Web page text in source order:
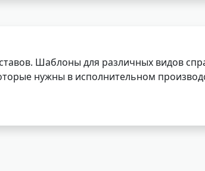
Шаблоны для различных видов
нужны в исполнительном